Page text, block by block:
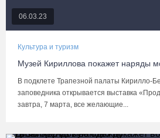
06.03.23
Культура и туризм
Музей Кириллова покажет наряды
В подклете Трапезной палаты Кирилло-
заповедника открывается выставка
завтра, 7 марта, все желающие...